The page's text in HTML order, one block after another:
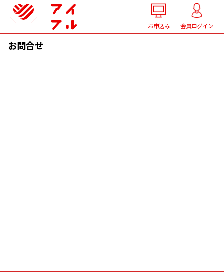
お申込み 会員ログイン
お問合せ